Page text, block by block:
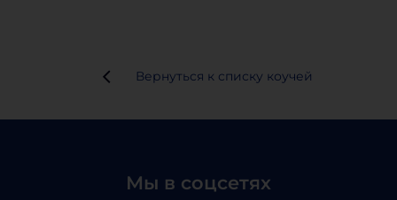
Вернуться к списку коучей
Мы в соцсетях